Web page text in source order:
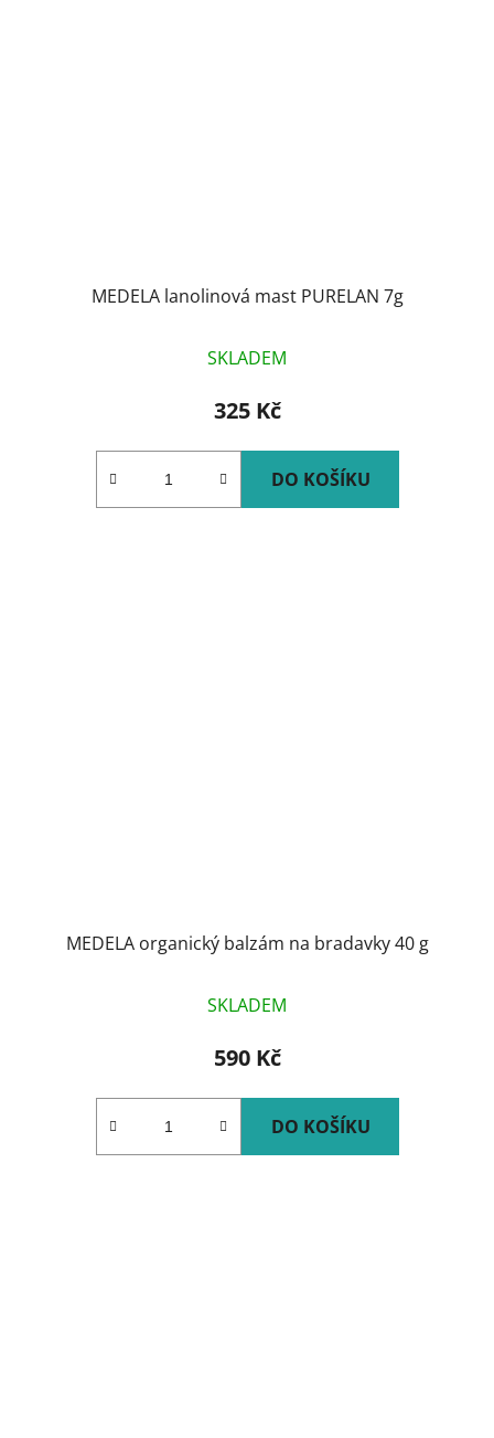
MEDELA lanolinová mast PURELAN 7g
SKLADEM
325 Kč
DO KOŠÍKU
MEDELA organický balzám na bradavky 40 g
SKLADEM
590 Kč
DO KOŠÍKU